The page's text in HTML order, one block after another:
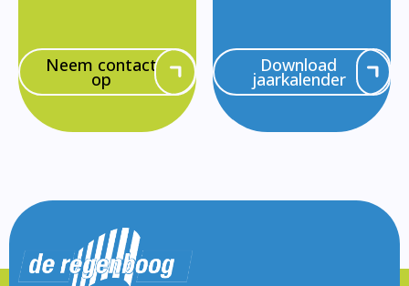
Neem contact
op
Download
jaarkalender